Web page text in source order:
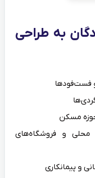
به طراحی
فست‌فودها
حوزه مسکن
محلی و فروشگاه‌های
و پیمانکاری